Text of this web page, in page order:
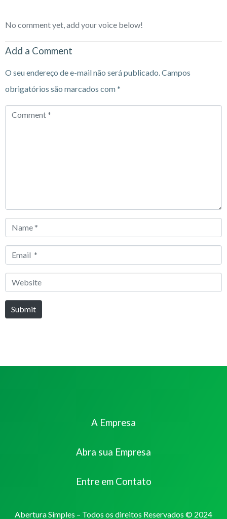
No comment yet, add your voice below!
Add a Comment
O seu endereço de e-mail não será publicado.Campos
obrigatórios são marcados com*
Comment
Name
Email
Website
Submit
A Empresa
Abra sua Empresa
Entre em Contato
Abertura Simples – Todos os direitos Reservados © 2024